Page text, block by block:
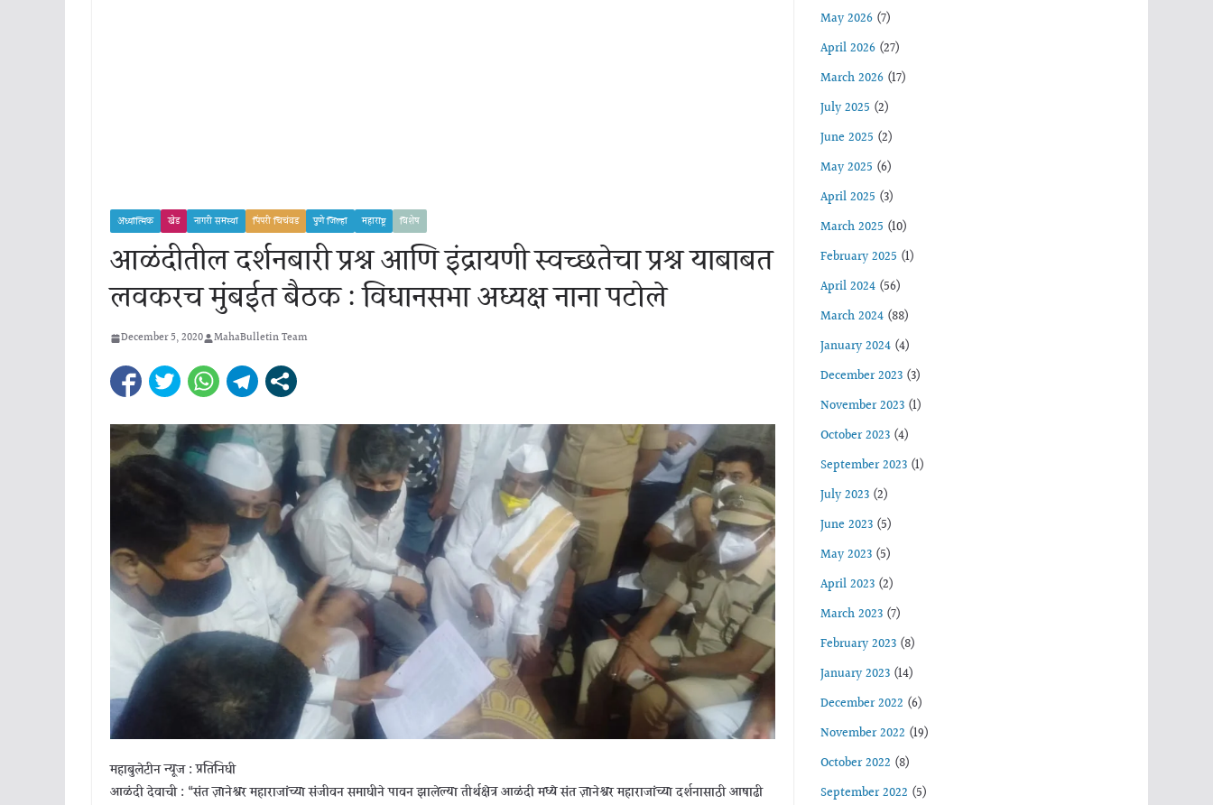
अध्यात्मिक खेड नागरी समस्या पिंपरी चिचंवड पुणे जिल्हा महाराष्ट्र विशेष
आळंदीतील दर्शनबारी प्रश्न आणि इंद्रायणी स्वच्छतेचा प्रश्न याबाबत
लवकरच मुंबईत बैठक : विधानसभा अध्यक्ष नाना पटोले
December 5, 2020 MahaBulletin Team
महाबुलेटीन न्यूज : प्रतिनिधी
आळंदी देवाची : “संत ज्ञानेश्वर महाराजांच्या संजीवन समाधीने पावन झालेल्या तीर्थक्षेत्र आळंदी मध्ये संत ज्ञानेश्वर महाराजांच्या दर्शनासाठी आषाढी
May 2026 (7)
April 2026 (27)
March 2026 (17)
July 2025 (2)
June 2025 (2)
May 2025 (6)
April 2025 (3)
March 2025 (10)
February 2025 (1)
April 2024 (56)
March 2024 (88)
January 2024 (4)
December 2023 (3)
November 2023 (1)
October 2023 (4)
September 2023 (1)
July 2023 (2)
June 2023 (5)
May 2023 (5)
April 2023 (2)
March 2023 (7)
February 2023 (8)
January 2023 (14)
December 2022 (6)
November 2022 (19)
October 2022 (8)
September 2022 (5)